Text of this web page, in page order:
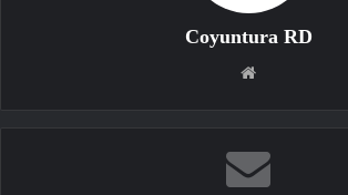
Coyuntura RD
Sitio